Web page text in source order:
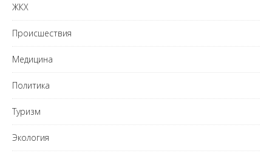
ЖКХ
Происшествия
Медицина
Политика
Туризм
Экология